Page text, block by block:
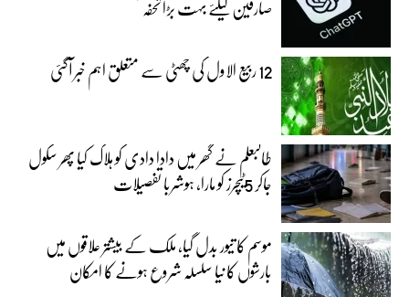
12 ربیع الاول کی چھٹی سے متعلق اہم خبر آگئی
طالبعلم نے گھر میں دادا دادی کو ہلاک کیا پھر سکول
جاکر 5ٹیچرز کو مارا، ہوشربا تفصیلات
موسم کا تیور بدل گیا، ملک کے بیشتر علاقوں میں
بارشوں کا نیا سلسلہ شروع ہونے کا امکان